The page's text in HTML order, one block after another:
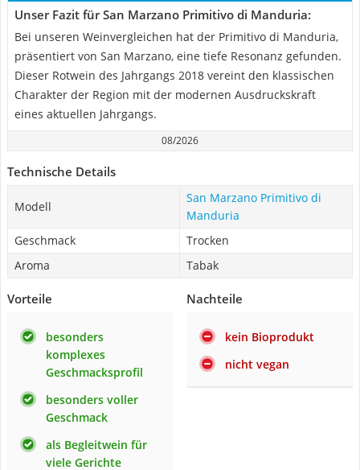
Unser Fazit für San Marzano Primitivo di Manduria:
Bei unseren Weinvergleichen hat der Primitivo di Manduria,
präsentiert von San Marzano, eine tiefe Resonanz gefunden.
Dieser Rotwein des Jahrgangs 2018 vereint den klassischen
Charakter der Region mit der modernen Ausdruckskraft
eines aktuellen Jahrgangs.
08/2026
Technische Details
Modell
San Marzano Primitivo di
Manduria
Geschmack
Trocken
Aroma
Tabak
Vorteile
besonders
komplexes
Geschmacksprofil
besonders voller
Geschmack
als Begleitwein für
viele Gerichte
Nachteile
kein Bioprodukt
nicht vegan